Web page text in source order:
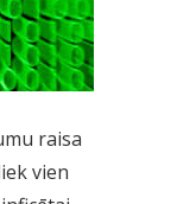
raisa
vien